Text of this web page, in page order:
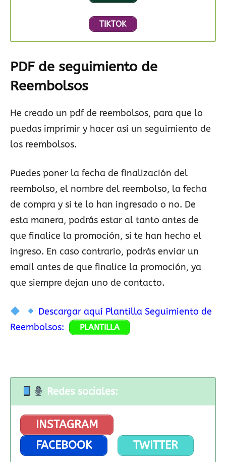
TIKTOK
PDF de seguimiento de
Reembolsos
He creado un pdf de reembolsos, para que lo
puedas imprimir y hacer así un seguimiento de
los reembolsos.
Puedes poner la fecha de finalización del
reembolso, el nombre del reembolso, la fecha
de compra y si te lo han ingresado o no. De
esta manera, podrás estar al tanto antes de
que finalice la promoción, si te han hecho el
ingreso. En caso contrario, podrás enviar un
email antes de que finalice la promoción, ya
que siempre dejan uno de contacto.
Descargar aquí Plantilla Seguimiento de
Reembolsos:
PLANTILLA
Redes sociales:
INSTAGRAM
FACEBOOK
TWITTER